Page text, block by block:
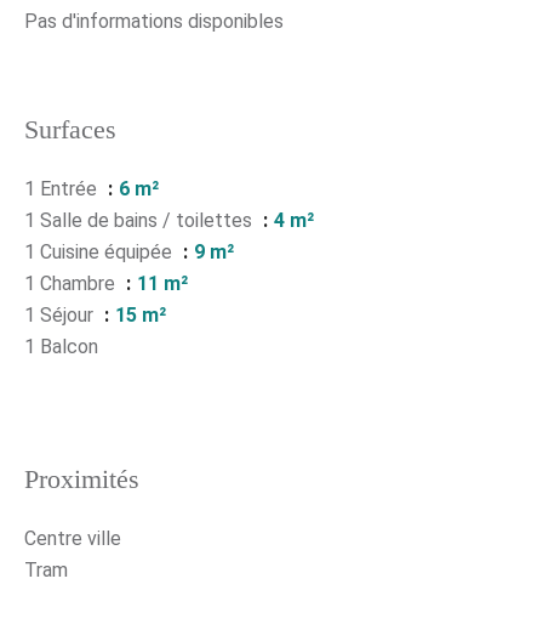
Pas d'informations disponibles
Surfaces
1 Entrée
6 m²
1 Salle de bains / toilettes
4 m²
1 Cuisine équipée
9 m²
1 Chambre
11 m²
1 Séjour
15 m²
1 Balcon
Proximités
Centre ville
Tram